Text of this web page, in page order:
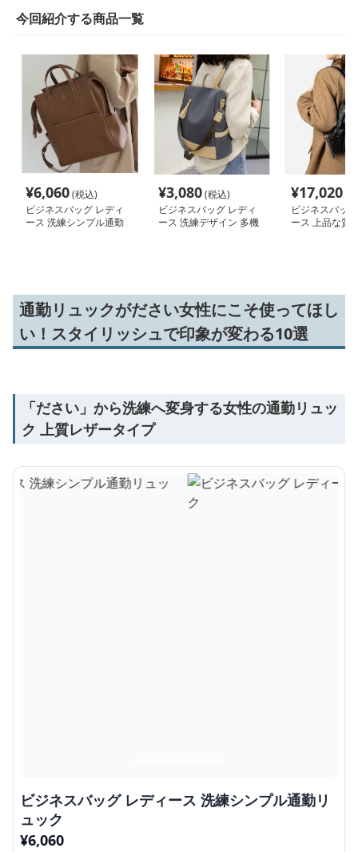
今回紹介する商品一覧
¥6,060(税込)
ビジネスバッグ レディ
ース 洗練シンプル通勤
¥3,080(税込)
ビジネスバッグ レディ
ース 洗練デザイン 多機
¥17,020
ビジネスバッ
ース 上品な質
通勤リュックがださい女性にこそ使ってほし
い！スタイリッシュで印象が変わる10選
「ださい」から洗練へ変身する女性の通勤リュッ
ク 上質レザータイプ
ビジネスバッグ レディース 洗練シンプル通勤リ
ュック
¥6,060